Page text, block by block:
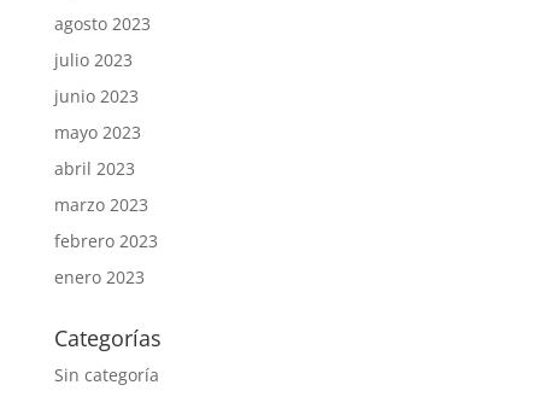
agosto 2023
julio 2023
junio 2023
mayo 2023
abril 2023
marzo 2023
febrero 2023
enero 2023
Categorías
Sin categoría